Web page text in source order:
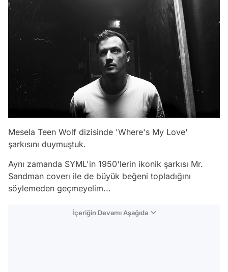
Mesela Teen Wolf dizisinde 'Where's My Love'
şarkısını duymuştuk.
Aynı zamanda SYML'in 1950'lerin ikonik şarkısı Mr.
Sandman coverı ile de büyük beğeni topladığını
söylemeden geçmeyelim...
İçeriğin Devamı Aşağıda